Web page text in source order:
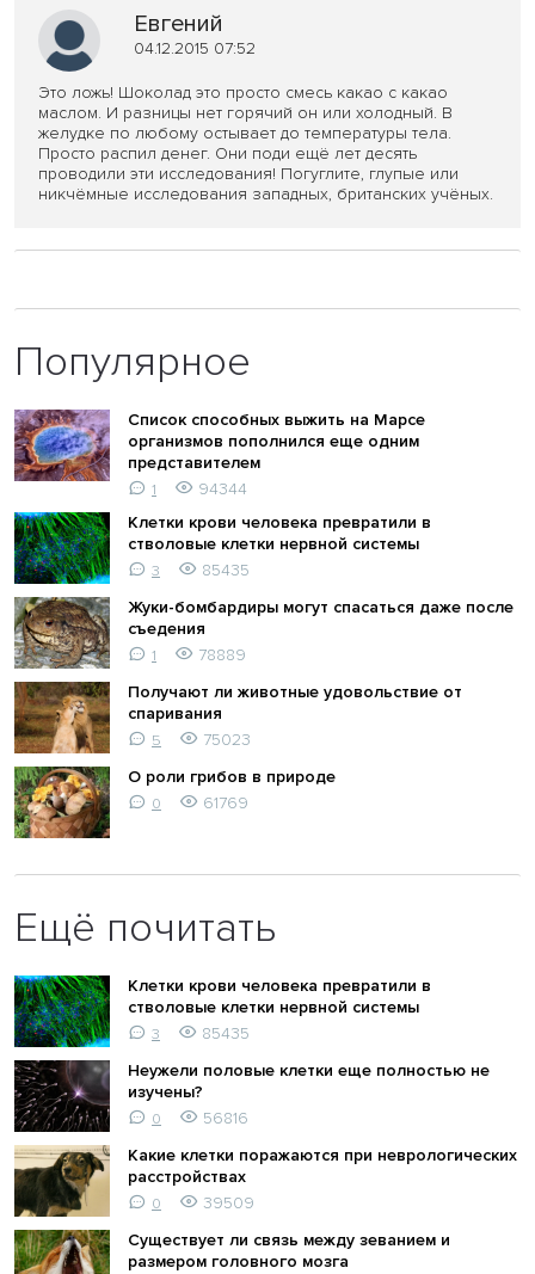
Евгений
04.12.2015 07:52
Это ложь! Шоколад это просто смесь какао с какао
маслом. И разницы нет горячий он или холодный. В
желудке по любому остывает до температуры тела.
Просто распил денег. Они поди ещё лет десять
проводили эти исследования! Погуглите, глупые или
никчёмные исследования западных, британских учёных.
Популярное
Список способных выжить на Марсе
организмов пополнился еще одним
представителем
1
94344
Клетки крови человека превратили в
стволовые клетки нервной системы
3
85435
Жуки-бомбардиры могут спасаться даже после
съедения
1
78889
Получают ли животные удовольствие от
спаривания
5
75023
О роли грибов в природе
0 61769
Ещё почитать
Клетки крови человека превратили в
стволовые клетки нервной системы
3
85435
Неужели половые клетки еще полностью не
изучены?
0
56816
Какие клетки поражаются при неврологических
расстройствах
0
39509
Существует ли связь между зеванием и
размером головного мозга